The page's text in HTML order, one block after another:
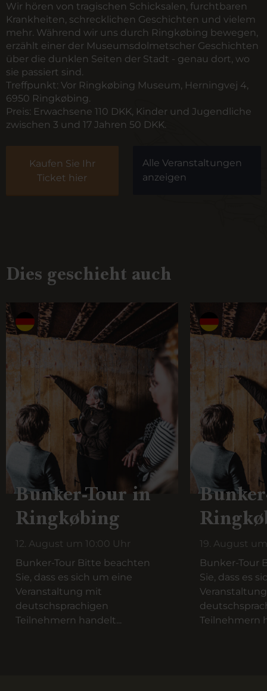
Wir hören von tragischen Schicksalen, furchtbaren
Krankheiten, schrecklichen Geschichten und vielem
mehr. Während wir uns durch Ringkøbing bewegen,
erzählt einer der Museumsdolmetscher Geschichten
über die dunklen Seiten der Stadt - genau dort, wo
sie passiert sind.
Treffpunkt: Vor Ringkøbing Museum, Herningvej 4,
6950 Ringkøbing.
Preis: Erwachsene 110 DKK, Kinder und Jugendliche
zwischen 3 und 17 Jahren 50 DKK.
Kaufen Sie Ihr
Ticket hier
Alle Veranstaltungen
anzeigen
Dies geschieht auch
Bunker-Tour in
Ringkøbing
12. August um 10:00 Uhr
Bunker-Tour Bitte beachten
Sie, dass es sich um eine
Veranstaltung mit
deutschsprachigen
Teilnehmern handelt...
19. August
Bunker-Tour
Sie, dass es
Teilnehmern